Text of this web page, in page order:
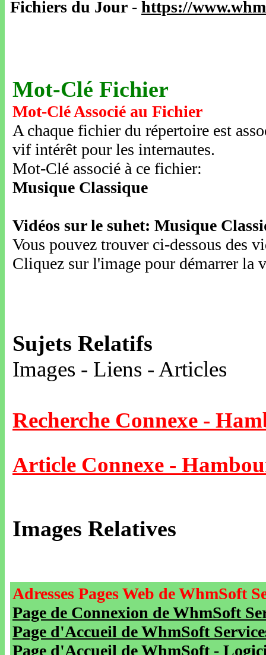
Fichiers du Jour - https://
Mot-Clé Fichier
Mot-Clé Associé au Fichier
A chaque fichier du répertoire est
vif intérêt pour les internautes.
Mot-Clé associé à ce fichier:
Musique Classique
Vidéos sur le suhet: Musique
Vous pouvez trouver ci-dessous des
Cliquez sur l'image pour démarrer la
Sujets Relatifs
Images - Liens - Articles
Recherche Connexe -
Article Connexe -
Images Relatives
Adresses Pages Web de WhmSoft
Page de Connexion de WhmSoft
Page d'Accueil de WhmSoft
Page d'Accueil de WhmSoft -